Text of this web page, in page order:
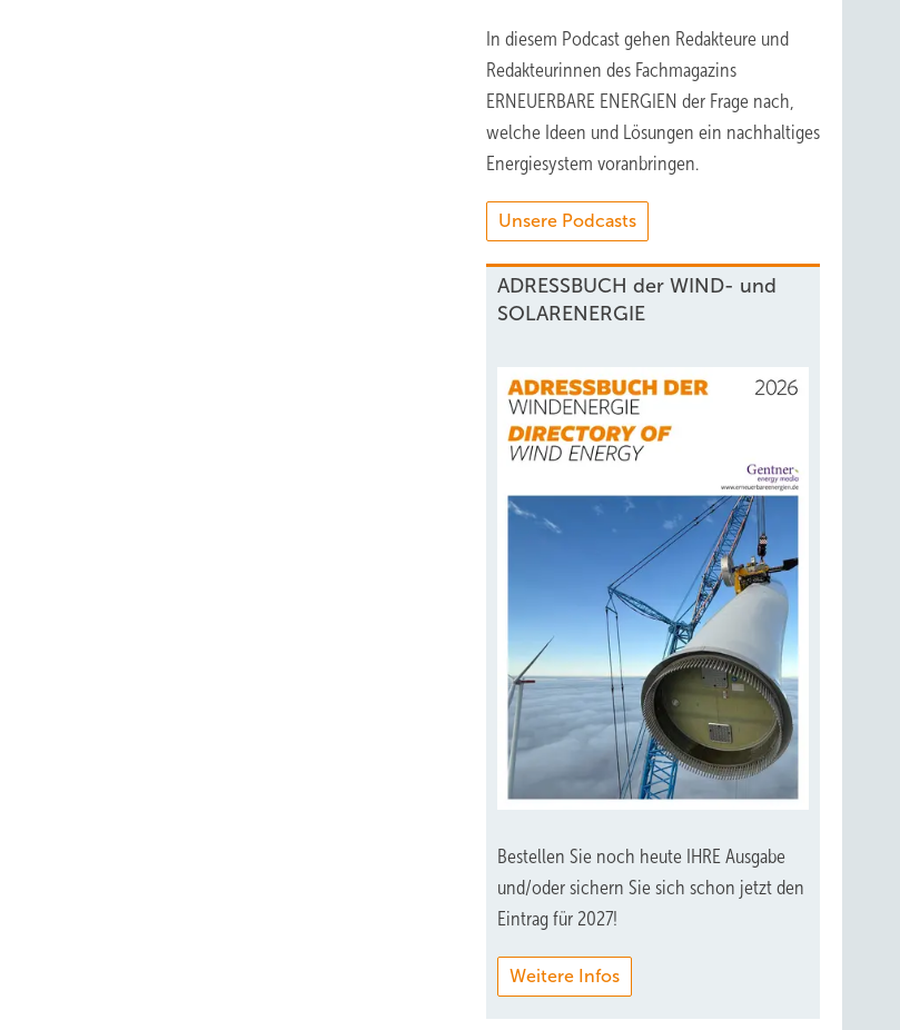
In diesem Podcast gehen Redakteure und
Redakteurinnen des Fachmagazins
ERNEUERBARE ENERGIEN der Frage nach,
welche Ideen und Lösungen ein nachhaltiges
Energiesystem voranbringen.
Unsere Podcasts
ADRESSBUCH der WIND- und
SOLARENERGIE
Bestellen Sie noch heute IHRE Ausgabe
und/oder sichern Sie sich schon jetzt den
Eintrag für 2027!
Weitere Infos